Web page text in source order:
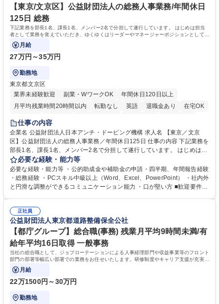
【東京/文京区】公益財団法人の総務人事業務/年間休日
125日 総務
下記業務を部長1名、課長1名、メンバー2名で分担して遂行しています。 はじめは担当
者として業務を覚えていただき、ゆくゆくはリーダーやマネージャーポジションとして活
躍いただくことを期待しています。
月給
27万円～35万円
勤務地
東京都文京区
業界未経験歓迎
副業・WワークOK
年間休日120日以上
月平均残業時間20時間以内
転勤なし 英語 退職金あり
在宅OK
賞与あり
育休あり
食事補助あり
仕事の内容
企業名 公益財団法人日本アンチ・ドーピング機構 求人名 【東京／文京
区】公益財団法人の総務人事業務／年間休日125日 仕事の内容 下記業務を
部長1名、課長1名、メンバー2名で分担して遂行しています。 はじめは担
当者として業務を覚えていただき、ゆくゆくはリーダーやマネージャーポ
ジションとして活躍いただくことを期待しています。 【総務・人事グルー
プの業務内容】 ・人事制度関連 ・採用活動 ・教育研修の企画、実行 ・勤
怠管理 ・官公庁への各種提出 ・法定の会議運営（評議員会、理事会） ・
管理 ・福利厚生関連 ・職員からの問合せ、相談対応 ・その他日常の総務
業務全般 募集職種 【東京／文京区】公益財団法人の総務人事業務／年間
休日125日
必要な経験・能力等
必要な経験・能力等 ・公的助成金や補助金の申請・四半期、年間報告経験
・総務経験 ・PCスキル中級以上（Word、Excel、PowerPoint） ・社内外
と円滑な調整ができるコミュニケーション能力 ・口が堅い方 ■歓迎要件
正社員
公益財団法人東京都道路整備保全公社
【都庁グループ】総合職(事務) 残業月平均9時間未満/有
給年平均16日取得 一般事務
当社の総合職として、ジョブローテーションによる人事経理部門や収益事業等のフロント
部門の部署等幅広い部署での業務をお任せいたします。研修制度やキャリア支援が充実し
ております！ ※下記業務詳細
月給
22万1500円～30万円
勤務地